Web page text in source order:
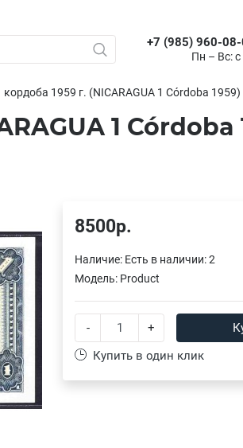
+7 (985) 960-08-
Пн – Вс:
1959 г. (NICARAGUA 1 Córdoba 1959)
1 Córdoba
8500р.
Наличие: Есть в наличии: 2
Модель: Product
- +
Купить в один клик